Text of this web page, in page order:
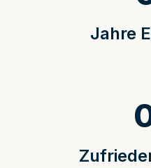
Jahre